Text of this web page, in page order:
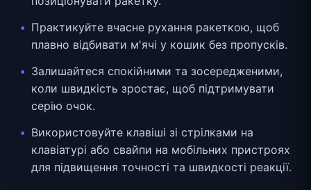
Практикуйте вчасне рухання ракеткою, щоб
плавно відбивати м'ячі у кошик без пропусків.
Залишайтеся спокійними та зосередженими,
коли швидкість зростає, щоб підтримувати
серію очок.
Використовуйте клавіші зі стрілками на
клавіатурі або свайпи на мобільних пристроях
для підвищення точності та швидкості реакції.